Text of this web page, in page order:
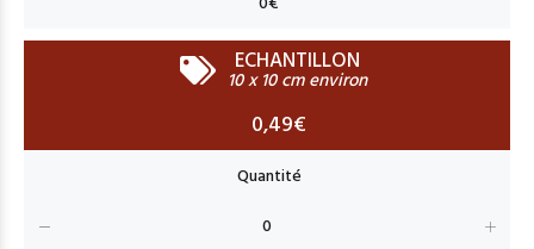
ECHANTILLON
10 x 10 cm environ
0,49€